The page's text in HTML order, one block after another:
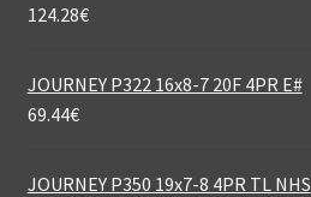
124.28€
JOURNEY P322 16x8-7 20F 4PR E#
69.44€
JOURNEY P350 19x7-8 4PR TL NHS